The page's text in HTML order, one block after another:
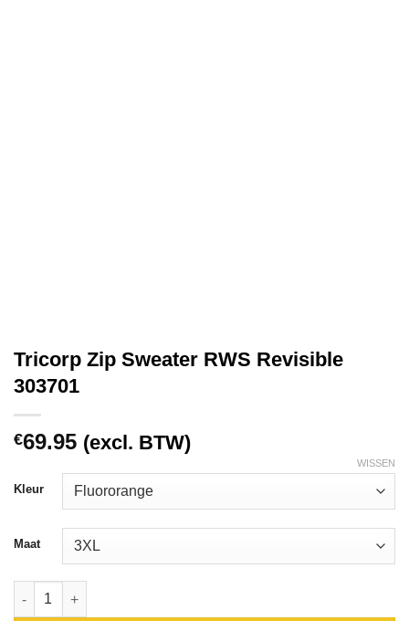
Tricorp Zip Sweater RWS Revisible
303701
€69.95 (excl. BTW)
Kleur
Maat
WISSEN
Tricorp Zip Sweater RWS Revisible 303701 aantal